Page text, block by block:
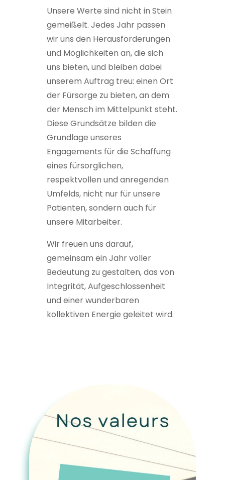
Unsere Werte sind nicht in Stein
gemeißelt. Jedes Jahr passen
wir uns den Herausforderungen
und Möglichkeiten an, die sich
uns bieten, und bleiben dabei
unserem Auftrag treu: einen Ort
der Fürsorge zu bieten, an dem
der Mensch im Mittelpunkt steht.
Diese Grundsätze bilden die
Grundlage unseres
Engagements für die Schaffung
eines fürsorglichen,
respektvollen und anregenden
Umfelds, nicht nur für unsere
Patienten, sondern auch für
unsere Mitarbeiter.
Wir freuen uns darauf,
gemeinsam ein Jahr voller
Bedeutung zu gestalten, das von
Integrität, Aufgeschlossenheit
und einer wunderbaren
kollektiven Energie geleitet wird.